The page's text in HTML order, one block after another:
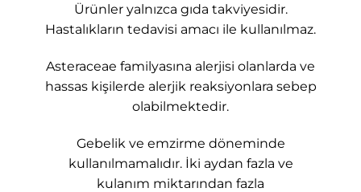
Ürünler yalnızca gıda takviyesidir.
Hastalıkların tedavisi amacı ile kullanılmaz.
Asteraceae familyasına alerjisi olanlarda ve
hassas kişilerde alerjik reaksiyonlara sebep
olabilmektedir.
Gebelik ve emzirme döneminde
kullanılmamalıdır. İki aydan fazla ve
kulanım miktarından fazla